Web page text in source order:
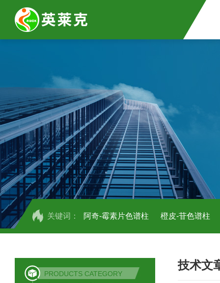
关键词： 阿奇-霉素片色谱柱 橙皮-苷色谱柱
COSMOSIL 1.8PBr五溴苯基色谱柱
PRODUCTS CATEGORY
技术文